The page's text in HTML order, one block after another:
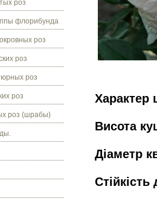
роз
флорибунда
роз
роз
роз
роз
роз (шрабы)
Характер
Висота
Діаметр